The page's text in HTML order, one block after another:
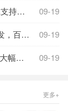
09-19
露玄机
09-19
纸巾了吗？
09-19
翻倍！
更多+